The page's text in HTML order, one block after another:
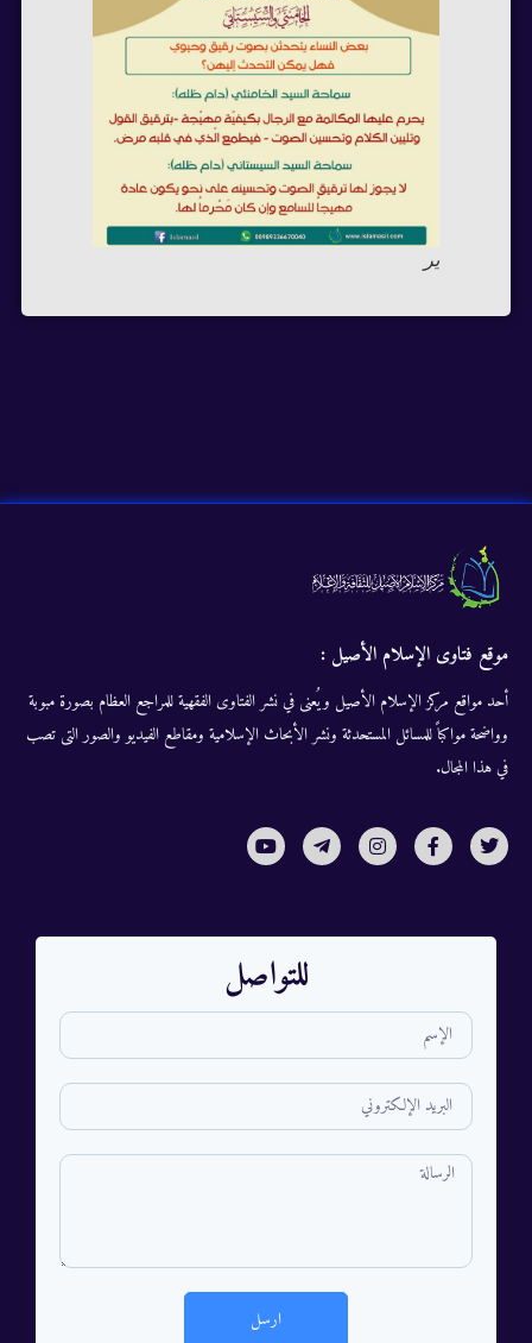
ير
موقع فتاوى الإسلام الأصيل :
أحد مواقع مركز الإسلام الأصيل ويُعنى في نشر الفتاوى الفقهية للمراجع العظام بصورة مبوبة
وواضحة مواكباً للمسائل المستحدثة ونشر الأبحاث الإسلامية ومقاطع الفيديو والصور التى تصب
في هذا المجال.
للتواصل
ارسل